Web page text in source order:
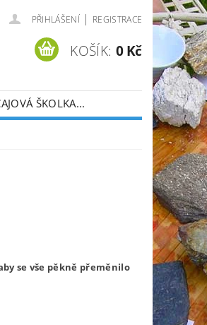
PŘIHLÁŠENÍ | REGISTRACE
KOŠÍK: 0 Kč
ŠKOLKA...
se vše pěkně přeměnilo